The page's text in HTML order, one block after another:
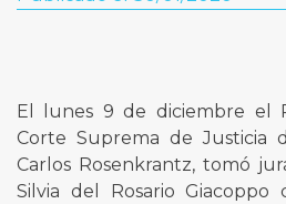
El lunes 9 de diciembre el
Corte Suprema de Justicia
Carlos Rosenkrantz, tomó
Silvia del Rosario Giacoppo